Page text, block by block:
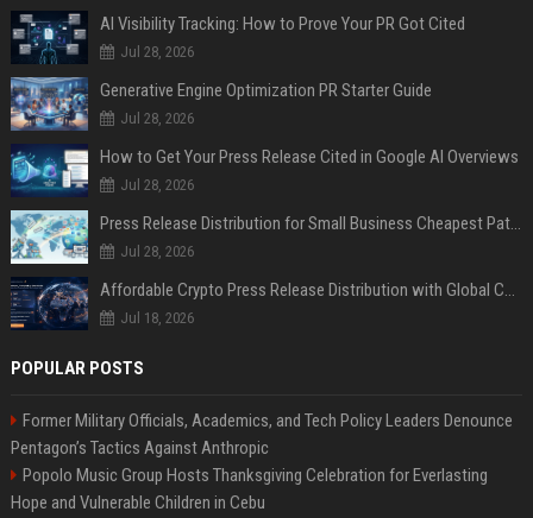
AI Visibility Tracking: How to Prove Your PR Got Cited
Jul 28, 2026
Generative Engine Optimization PR Starter Guide
Jul 28, 2026
How to Get Your Press Release Cited in Google AI Overviews
Jul 28, 2026
Press Release Distribution for Small Business Cheapest Path to Real Coverage
Jul 28, 2026
Affordable Crypto Press Release Distribution with Global Coverage
Jul 18, 2026
POPULAR POSTS
Former Military Officials, Academics, and Tech Policy Leaders Denounce
Pentagon’s Tactics Against Anthropic
Popolo Music Group Hosts Thanksgiving Celebration for Everlasting
Hope and Vulnerable Children in Cebu